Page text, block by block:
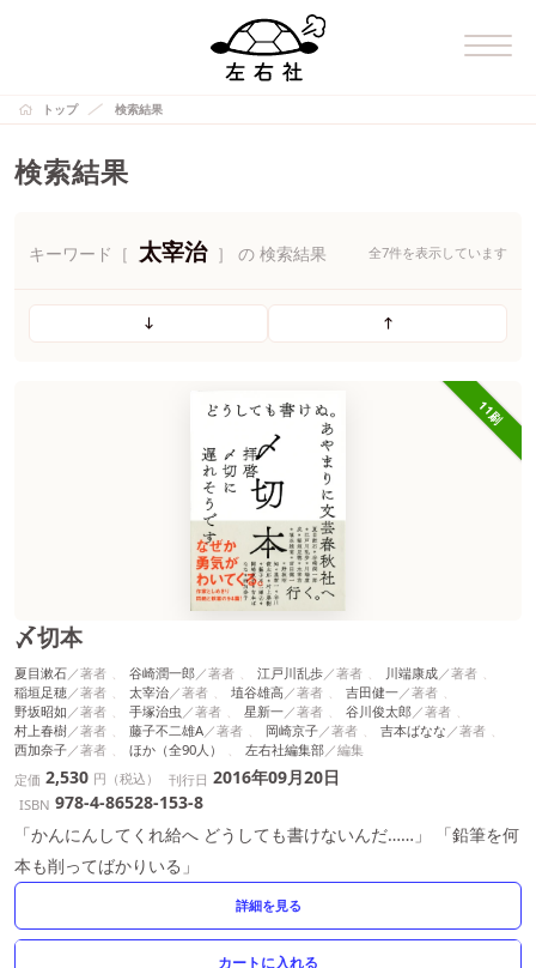
トップ 検索結果
検索結果
キーワード［ 太宰治 ］ の 検索結果 全7件を表示しています
11刷
〆切本
夏目漱石 谷崎潤一郎 江戸川乱歩
川端康成
稲垣足穂
太宰治 埴谷雄高
吉田健一
野坂昭如
手塚治虫 星新一
谷川俊太郎
村上春樹
藤子不二雄A 岡崎京子
吉本ばなな
西加奈子
ほか（全90人）
左右社編集部
定価 2,530 円（税込） 刊行日 2016年09月20日
ISBN 978-4-86528-153-8
「かんにんしてくれ給へ どうしても書けないんだ……」 「鉛筆を何
本も削ってばかりいる」
詳細を見る